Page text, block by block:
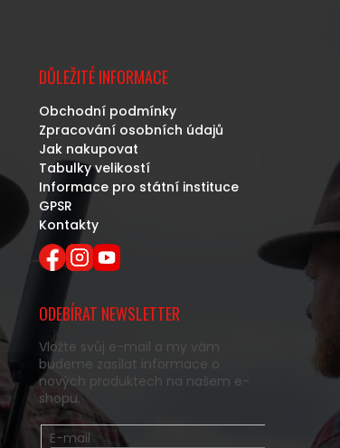
DŮLEŽITÉ INFORMACE
Obchodní podmínky
Zpracování osobních údajů
Jak nakupovat
Tabulky velikostí
Informace pro státní instituce
GPSR
Kontakty
ODEBÍRAT NEWSLETTER
Vložte svůj e-mail a my vám
budeme zasílat informace o
nových produktech na našem e-
shopu.
E-mail